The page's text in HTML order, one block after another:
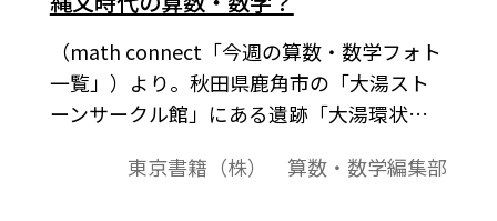
（math connect「今週の算数・数学フォト
一覧」）より。秋田県鹿角市の「大湯スト
ーンサークル館」にある遺跡「大湯環状列
された縄文土器。「土版（どばん）」と呼
東京書籍（株） 算数・数学編集部